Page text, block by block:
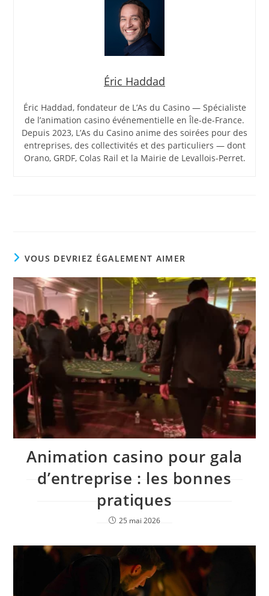
Éric Haddad
Éric Haddad, fondateur de L’As du Casino — Spécialiste
de l’animation casino événementielle en Île-de-France.
Depuis 2023, L’As du Casino anime des soirées pour des
entreprises, des collectivités et des particuliers — dont
Orano, GRDF, Colas Rail et la Mairie de Levallois-Perret.
VOUS DEVRIEZ ÉGALEMENT AIMER
Animation casino pour gala
d’entreprise : les bonnes
pratiques
25 mai 2026